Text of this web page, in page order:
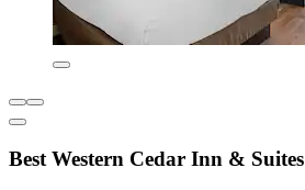
Best Western Cedar Inn & Suites